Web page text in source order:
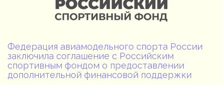
Федерация авиамодельного спорта России
заключила соглашение с Российским
спортивным фондом о предоставлении
дополнительной финансовой поддержки